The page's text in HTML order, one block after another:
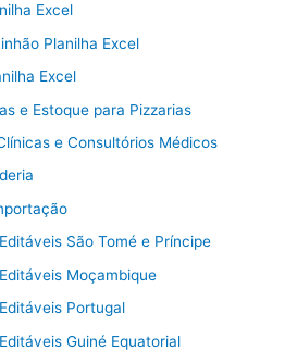
Excel
Planilha Excel
Excel
e Estoque para Pizzarias
e Consultórios Médicos
São Tomé e Príncipe
Moçambique
Portugal
Guiné Equatorial